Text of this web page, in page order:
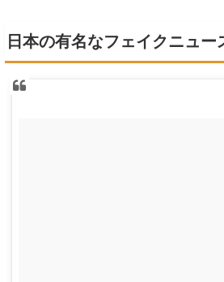
日本の有名なフェイクニュー